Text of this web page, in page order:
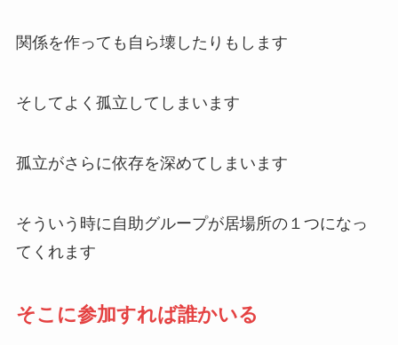
関係を作っても自ら壊したりもします
そしてよく孤立してしまいます
孤立がさらに依存を深めてしまいます
そういう時に自助グループが居場所の１つになっ
てくれます
そこに参加すれば誰かいる